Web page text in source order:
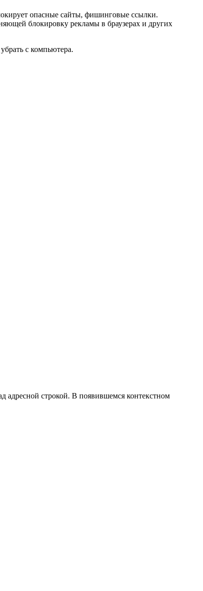
опасные сайты, фишинговые ссылки.
блокировку рекламы в браузерах и других
с компьютера.
адресной строкой. В появившемся контекстном